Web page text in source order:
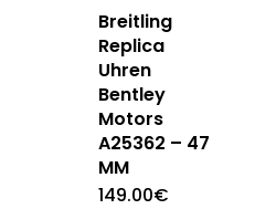
Breitling
Replica
Uhren
Bentley
Motors
A25362 – 47
MM
149.00€